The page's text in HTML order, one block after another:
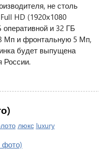
не столь
HD (1920х1080
и 32 ГБ
Мп и фронтальную 5 Мп,
будет выпущена
России.
люкс luxury